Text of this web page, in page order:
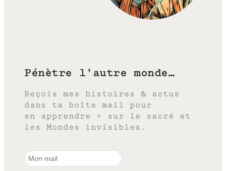
Pénètre l’autre monde…
Reçois mes histoires & actus
dans ta boîte mail pour
en apprendre + sur le sacré et
les Mondes invisibles.